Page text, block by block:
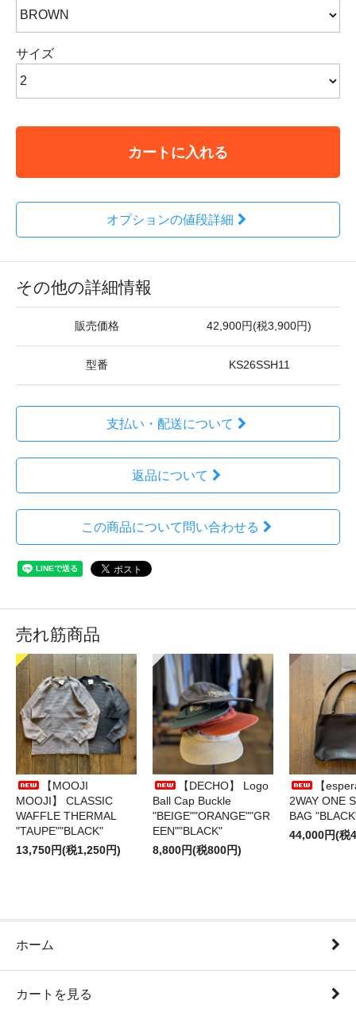
サイズ
カートに入れる
オプションの値段詳細
その他の詳細情報
販売価格 42,900円(税3,900円)
型番 KS26SSH11
支払い・配送について
返品について
この商品について問い合わせる
売れ筋商品
【MOOJI
MOOJI】 CLASSIC
WAFFLE THERMAL
"TAUPE""BLACK"
13,750円(税1,250円)
【DECHO】 Logo
Ball Cap Buckle
"BEIGE""ORANGE""GR
EEN""BLACK"
8,800円(税800円)
【
2WAY ONE
BAG
44,000円(税
ホーム
カートを見る